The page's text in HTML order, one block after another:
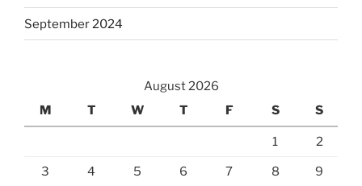
September 2024
August 2026
M
T W T F S S
1 2
3 4 5 6 7 8 9